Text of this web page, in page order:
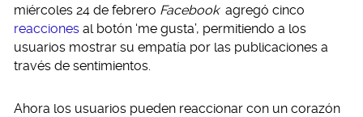
miércoles 24 de febrero Facebook agregó cinco
reacciones al botón ‘me gusta’, permitiendo a los
usuarios mostrar su empatía por las publicaciones a
través de sentimientos.
Ahora los usuarios pueden reaccionar con un corazón